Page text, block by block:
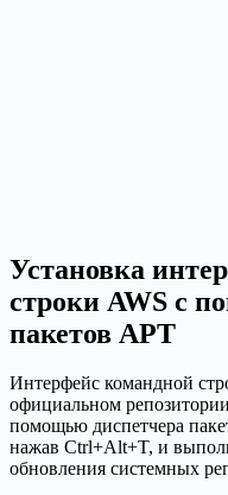
Установка
строки AWS с
пакетов APT
Интерфейс командной
официальном
помощью диспетчера
нажав Ctrl+Alt+T, и
обновления системных